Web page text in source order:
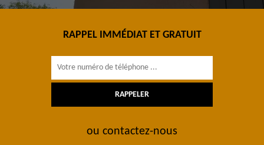
RAPPEL IMMÉDIAT ET GRATUIT
ou contactez-nous